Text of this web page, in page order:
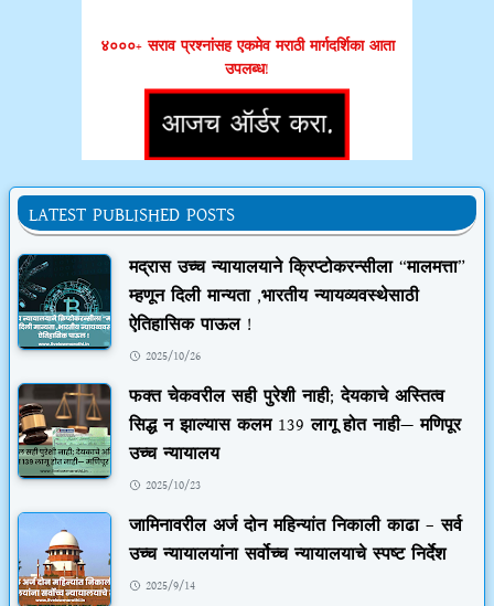
४०००+ सराव प्रश्नांसह एकमेव मराठी मार्गदर्शिका आता
उपलब्ध!
LATEST PUBLISHED POSTS
मद्रास उच्च न्यायालयाने क्रिप्टोकरन्सीला “मालमत्ता”
म्हणून दिली मान्यता ,भारतीय न्यायव्यवस्थेसाठी
ऐतिहासिक पाऊल !
2025/10/26
फक्त चेकवरील सही पुरेशी नाही; देयकाचे अस्तित्व
सिद्ध न झाल्यास कलम 139 लागू होत नाही— मणिपूर
उच्च न्यायालय
2025/10/23
जामिनावरील अर्ज दोन महिन्यांत निकाली काढा – सर्व
उच्च न्यायालयांना सर्वोच्च न्यायालयाचे स्पष्ट निर्देश
2025/9/14